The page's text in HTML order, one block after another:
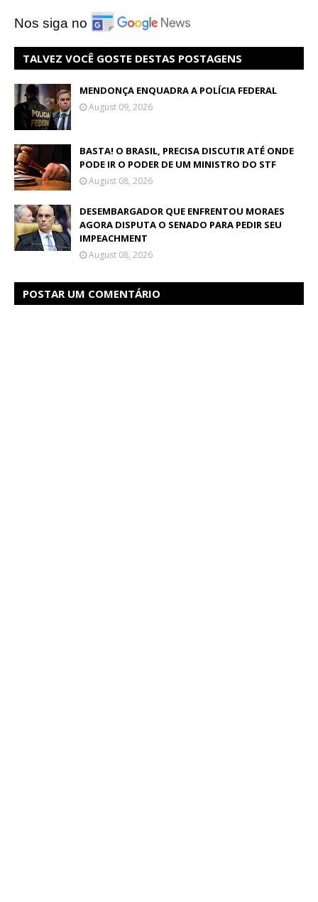
Nos siga no
TALVEZ VOCÊ GOSTE DESTAS POSTAGENS
MENDONÇA ENQUADRA A POLÍCIA FEDERAL
August 09, 2026
BASTA! O BRASIL, PRECISA DISCUTIR ATÉ ONDE
PODE IR O PODER DE UM MINISTRO DO STF
August 08, 2026
DESEMBARGADOR QUE ENFRENTOU MORAES
AGORA DISPUTA O SENADO PARA PEDIR SEU
IMPEACHMENT
August 08, 2026
POSTAR UM COMENTÁRIO